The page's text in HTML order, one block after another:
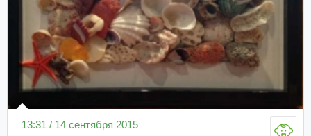
13:31 / 14 сентября 2015